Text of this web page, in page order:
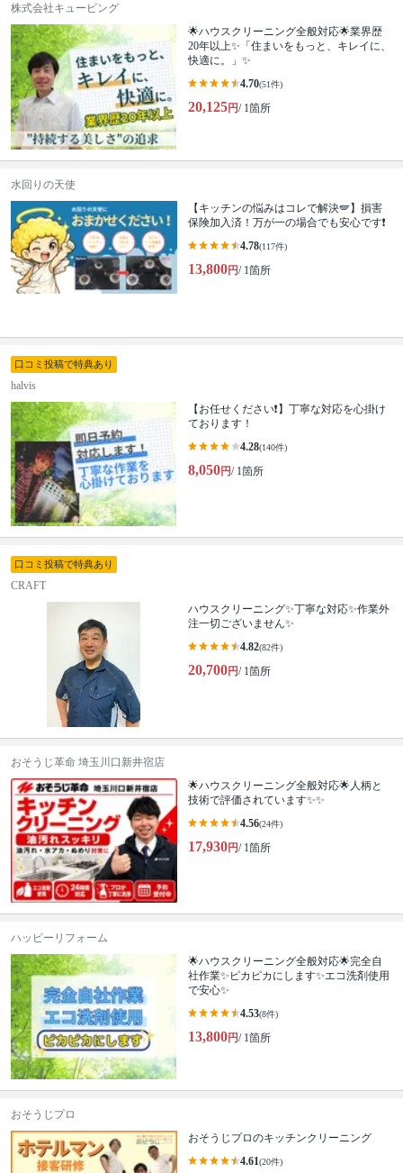
株式会社キュービング
🌟ハウスクリーニング全般対応🌟業界歴
20年以上✨「住まいをもっと、キレイに、
快適に。」✨
4.70(51件)
20,125円/ 1箇所
水回りの天使
【キッチンの悩みはコレで解決🪽】損害
保険加入済！万が一の場合でも安心です❗️
4.78(117件)
13,800円/ 1箇所
口コミ投稿で特典あり
halvis
【お任せください❗️】丁寧な対応を心掛け
ております！
4.28(140件)
8,050円/ 1箇所
口コミ投稿で特典あり
CRAFT
ハウスクリーニング✨丁寧な対応✨作業外
注一切ございません✨
4.82(82件)
20,700円/ 1箇所
おそうじ革命 埼玉川口新井宿店
🌟ハウスクリーニング全般対応🌟人柄と
技術で評価されています✨✨
4.56(24件)
17,930円/ 1箇所
ハッピーリフォーム
🌟ハウスクリーニング全般対応🌟完全自
社作業✨️ピカピカにします✨️エコ洗剤使用
で安心✨
4.53(8件)
13,800円/ 1箇所
おそうじプロ
おそうじプロのキッチンクリーニング
4.61(20件)